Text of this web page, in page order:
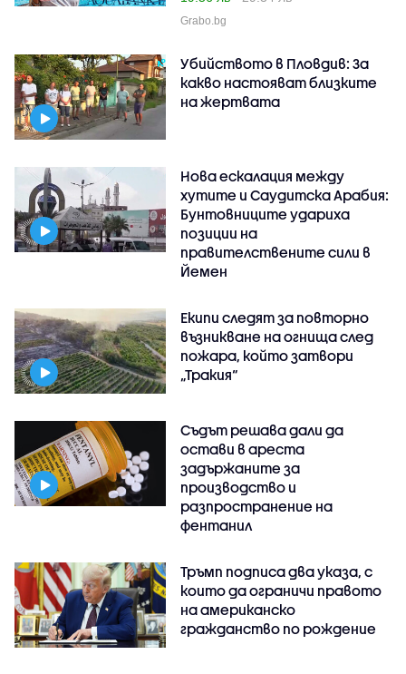
Grabo.bg
Убийството в Пловдив: За
какво настояват близките
на жертвата
Нова ескалация между
хутите и Саудитска Арабия:
Бунтовниците удариха
позиции на
правителствените сили в
Йемен
Екипи следят за повторно
възникване на огнища след
пожара, който затвори
„Тракия“
Съдът решава дали да
остави в ареста
задържаните за
производство и
разпространение на
фентанил
Тръмп подписа два указа, с
които да ограничи правото
на американско
гражданство по рождение